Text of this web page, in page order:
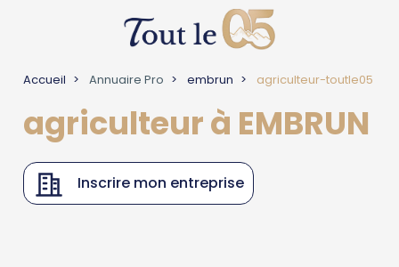
Accueil Annuaire Pro embrun agriculteur-toutle05
agriculteur à EMBRUN
Inscrire mon entreprise